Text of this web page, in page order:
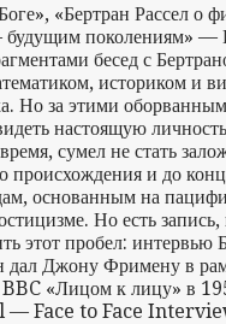
«Бертран Рассел о
будущим поколениям» —
бесед с
историком и
Но за этими
настоящую
сумел не стать
происхождения и до
основанным на
Но есть запись,
этот пробел: интервью
дал Джону Фримену в
«Лицом к лицу» в
Face to Face